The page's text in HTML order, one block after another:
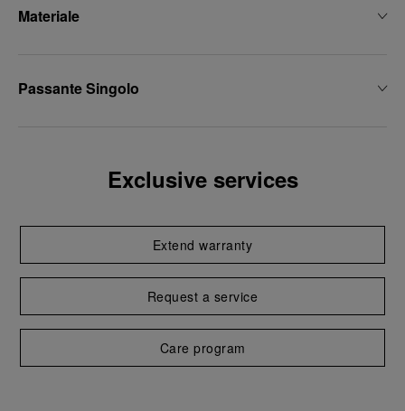
Materiale
Passante Singolo
Exclusive services
Extend warranty
Request a service
Care program